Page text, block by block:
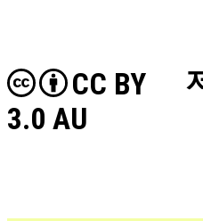
CC BY
3.0 AU